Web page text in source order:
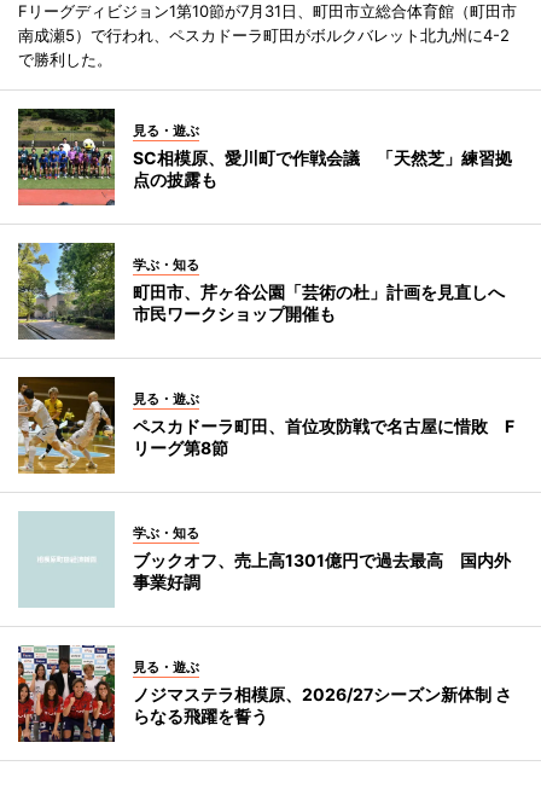
Fリーグディビジョン1第10節が7月31日、町田市立総合体育館（町田市
南成瀬5）で行われ、ペスカドーラ町田がボルクバレット北九州に4-2
で勝利した。
見る・遊ぶ
SC相模原、愛川町で作戦会議 「天然芝」練習拠
点の披露も
学ぶ・知る
町田市、芹ヶ谷公園「芸術の杜」計画を見直しへ
市民ワークショップ開催も
見る・遊ぶ
ペスカドーラ町田、首位攻防戦で名古屋に惜敗 F
リーグ第8節
学ぶ・知る
ブックオフ、売上高1301億円で過去最高 国内外
事業好調
見る・遊ぶ
ノジマステラ相模原、2026/27シーズン新体制 さ
らなる飛躍を誓う